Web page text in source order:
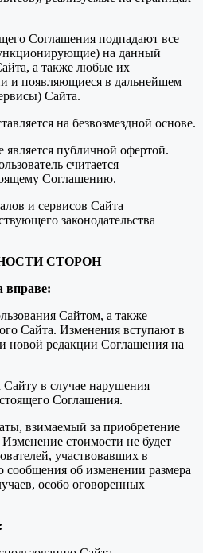
Соглашения подпадают все
на данный
а также любые их
и появляющиеся в дальнейшем
Сайта.
на безвозмездной основе.
публичной офертой.
считается
Соглашению.
и сервисов Сайта
законодательства
СТОРОН
вправе:
Сайтом, а также
Сайта. Изменения вступают в
новой редакции Соглашения на
в случае нарушения
Соглашения.
взимаемый за приобретение
стоимости не будет
участвовавших в
сообщения об изменении размера
особо оговоренных